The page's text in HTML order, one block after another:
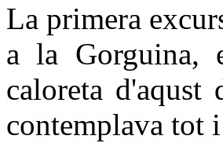
La primera
a la Gorguina,
caloreta
contemplava tot